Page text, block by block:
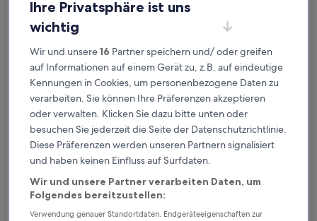
Unterkunft
entfernt
9.4
10,
Außergewöhnlich,
(243
Bewertungen)
9,4/10 Außergewöhnlich
Der
Preis
beträgt
185 €
185 €
inkl. Steuern & Gebühren
30. Aug.–31. Aug.
W Hong Kong
Ihre Privatsphäre ist uns
wichtig
Wir und unsere16 Partner speichern und/ oder greifen
auf Informationen auf einem Gerät zu, z.B. auf eindeutige
Kennungen in Cookies, um personenbezogene Daten zu
verarbeiten. Sie können Ihre Präferenzen akzeptieren
oder verwalten. Klicken Sie dazu bitte unten oder
besuchen Sie jederzeit die Seite der Datenschutzrichtlinie.
Diese Präferenzen werden unseren Partnern signalisiert
und haben keinen Einfluss auf Surfdaten.
Wir und unsere Partner verarbeiten Daten, um
Folgendes bereitzustellen:
Verwendung genauer Standortdaten. Endgeräteeigenschaften zur